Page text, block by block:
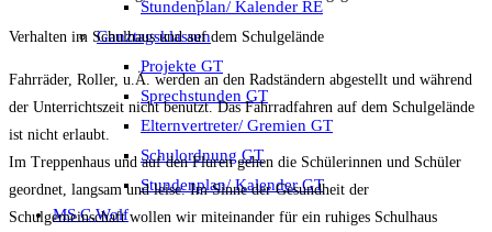
Stundenplan/ Kalender RE
Ganztagsklassen
Projekte GT
Sprechstunden GT
Elternvertreter/ Gremien GT
Schulordnung GT
Stundenplan/ Kalender GT
MS C.Wolf
Verhalten im Schulhaus und auf dem Schulgelände
Fahrräder, Roller, u.Ä. werden an den Radständern abgestellt und während
der Unterrichtszeit nicht benutzt. Das Fahrradfahren auf dem Schulgelände
ist nicht erlaubt.
Im Treppenhaus und auf den Fluren gehen die Schülerinnen und Schüler
geordnet, langsam und leise. Im Sinne der Gesundheit der
Schulgemeinschaft wollen wir miteinander für ein ruhiges Schulhaus